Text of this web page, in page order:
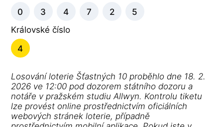
0
3 4 7 2
5
Královské číslo
4
Losování loterie Šťastných 10 proběhlo dne 18. 2.
2026 ve 12:00 pod dozorem státního dozoru a
notáře v pražském studiu Allwyn. Kontrolu tiketu
lze provést online prostřednictvím oficiálních
webových stránek loterie, případně